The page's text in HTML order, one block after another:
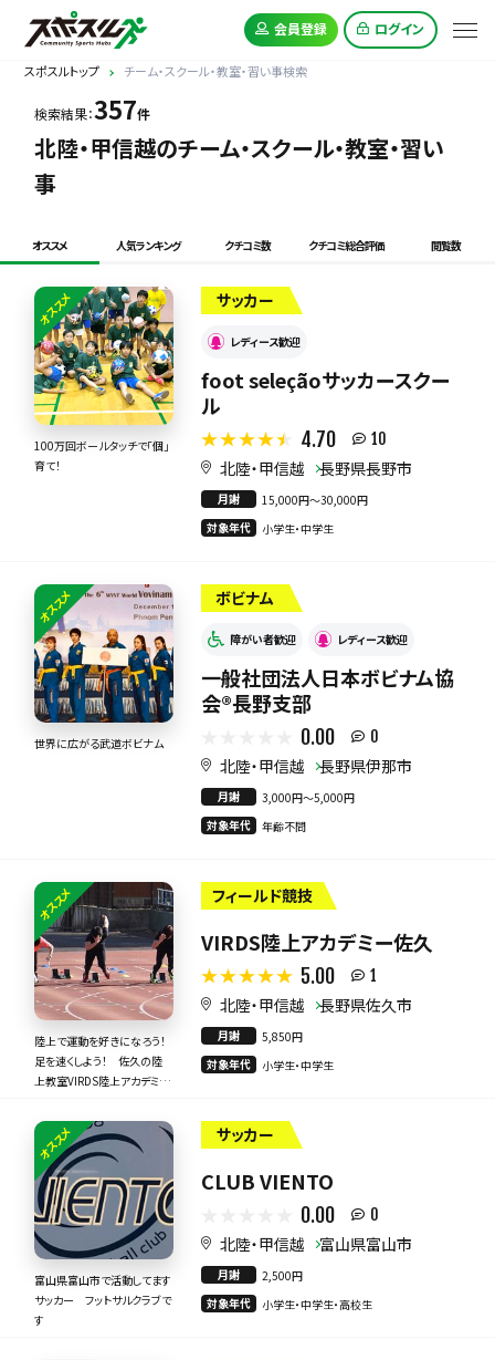
会員登録 ログイン
スポスルトップ チーム・スクール・教室・習い事検索
検索結果：357件
北陸・甲信越のチーム・スクール・教室・習い
事
オススメ 人気ランキング クチコミ数 クチコミ総合評価 閲覧数
オススメ
100万回ボールタッチで「個」
育て！
サッカー
レディース歓迎
foot seleçãoサッカースクー
ル
4.70 10
北陸・甲信越 長野県長野市
月謝
15,000円〜30,000円
対象年代
小学生・中学生
オススメ
世界に広がる武道ボビナム
ボビナム
障がい者歓迎 レディース歓迎
一般社団法人日本ボビナム協
会®︎長野支部
0.00 0
北陸・甲信越 長野県伊那市
月謝
3,000円〜5,000円
対象年代
年齢不問
オススメ
陸上で運動を好きになろう！
足を速くしよう！ 佐久の陸
上教室VIRDS陸上アカデミー
フィールド競技
VIRDS陸上アカデミー佐久
5.00 1
北陸・甲信越 長野県佐久市
月謝
5,850円
対象年代
小学生・中学生
オススメ
富山県富山市で活動してます
サッカー フットサルクラブで
す
サッカー
CLUB VIENTO
0.00 0
北陸・甲信越 富山県富山市
月謝
2,500円
対象年代
小学生・中学生・高校生